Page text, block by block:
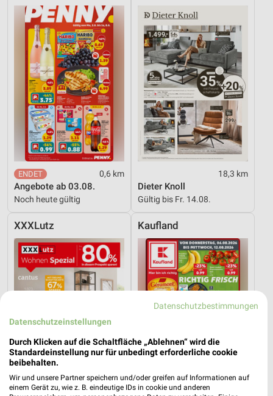
0,6 km
Angebote ab 03.08.
Noch heute gültig
18,3 km
Dieter Knoll
Gültig bis Fr. 14.08.
XXXLutz Kaufland
Datenschutzbestimmungen
Datenschutzeinstellungen
Durch Klicken auf die Schaltfläche „Ablehnen“ wird die
Standardeinstellung nur für unbedingt erforderliche cookie
beibehalten.
Wir und unsere Partner speichern und/oder greifen auf Informationen auf
einem Gerät zu, wie z. B. eindeutige IDs in cookie und anderen